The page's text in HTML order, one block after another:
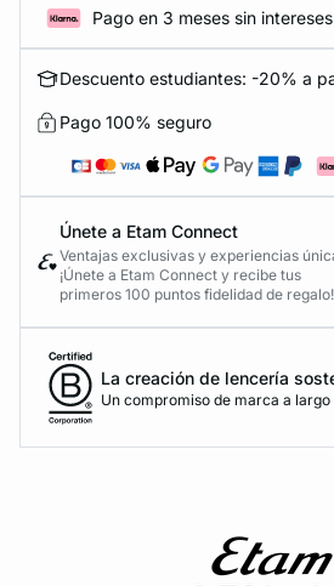
Pago en 3 meses sin intereses
Descuento estudiantes: -20% a
Pago 100% seguro
Únete a Etam Connect
Ventajas exclusivas y experiencias
¡Únete a Etam Connect y recibe tus
primeros 100 puntos fidelidad de regalo!
La creación de lencería
Un compromiso de marca a largo